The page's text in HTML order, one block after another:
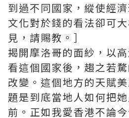
到過不同國家，縱使經
文化對於錢的看法卻可
見，請賜教。］
揭開摩洛哥的面紗，以
看這個國家後，趨之若
改變。這個地方的天賦
題是到底當地人如何把
前。正如我愛香港不論